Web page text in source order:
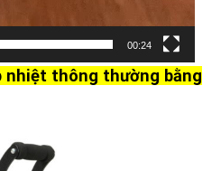
00:24
nhiệt thông thường bằng